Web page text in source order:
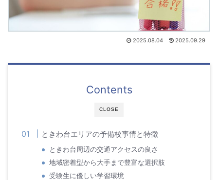
2025.08.04 2025.09.29
CLOSE
Contents
ときわ台エリアの予備校事情と特徴
ときわ台周辺の交通アクセスの良さ
地域密着型から大手まで豊富な選択肢
受験生に優しい学習環境